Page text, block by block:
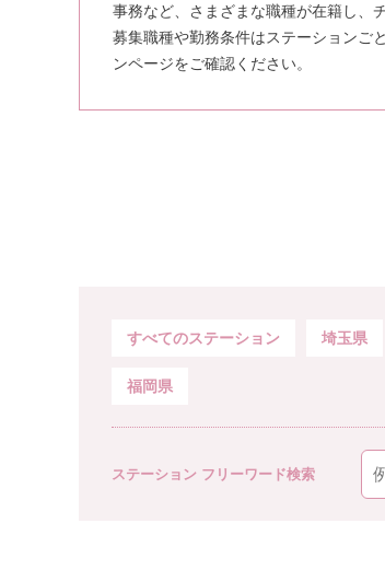
事務など、さまざまな職種が在籍し、
募集職種や勤務条件はステーションご
ンページをご確認ください。
すべてのステーション 埼玉県
福岡県
ステーション フリーワード検索